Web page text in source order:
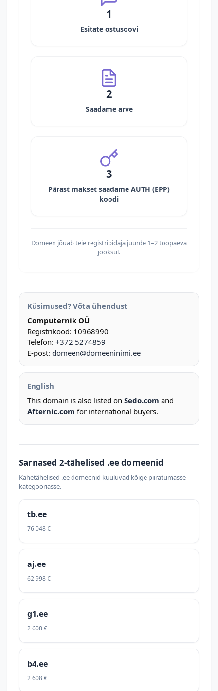
1
Esitate ostusoovi
2
Saadame arve
3
Pärast makset saadame AUTH (EPP)
koodi
Domeen jõuab teie registripidaja juurde 1–2 tööpäeva
jooksul.
Küsimused? Võta ühendust
Computernik OÜ
Registrikood: 10968990
Telefon: +372 5274859
E-post: domeen@domeeninimi.ee
English
This domain is also listed on Sedo.com and
Afternic.com for international buyers.
Sarnased 2-tähelised .ee domeenid
Kahetähelised .ee domeenid kuuluvad kõige piiratumasse
kategooriasse.
tb.ee
76 048 €
aj.ee
62 998 €
g1.ee
2 608 €
b4.ee
2 608 €